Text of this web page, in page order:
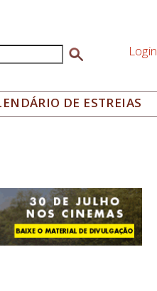
busca Login
DE ESTREIAS